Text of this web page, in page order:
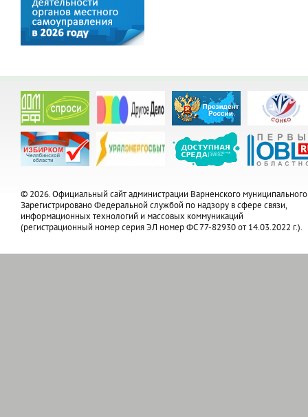
© 2026. Официальный сайт администрации Варненского муниципального
Зарегистрировано Федеральной службой по надзору в сфере связи,
информационных технологий и массовых коммуникаций
(регистрационный номер серия ЭЛ номер ФС 77-82930 от 14.03.2022 г.).